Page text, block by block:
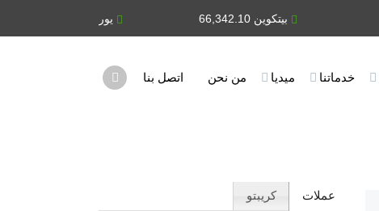
بيتكوين 66,342.10
خدماتنا ميديا من نحن اتصل بنا
عملات كريبتو